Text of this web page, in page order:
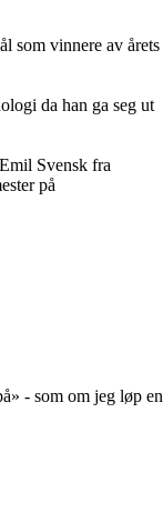
som vinnere av årets
da han ga seg ut
Svensk fra
på
- som om jeg løp en